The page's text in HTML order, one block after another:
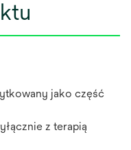
jako część
z terapią